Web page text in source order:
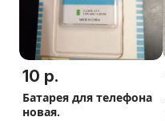
10 р.
Батарея для телефона
новая.